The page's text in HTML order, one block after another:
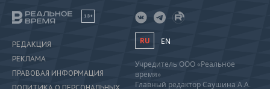
18+
РЕДАКЦИЯ
РЕКЛАМА
ПРАВОВАЯ ИНФОРМАЦИЯ
RU EN
Учредитель ООО «Реальное
время»
Главный редактор Саушина А.А.